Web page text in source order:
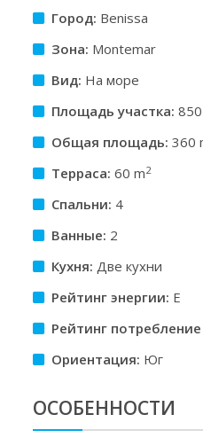
Город: Benissa
Зона: Montemar
Вид: На море
Площадь участкa:
Общая площадь: 360
Терраса: 60 m2
Спальни: 4
Ванные: 2
Кухня: Две кухни
Рейтинг энергии: E
Рейтинг
Ориентация: Юг
ОСОБЕННОСТИ